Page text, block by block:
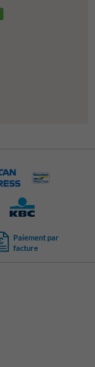
Paiement par
facture